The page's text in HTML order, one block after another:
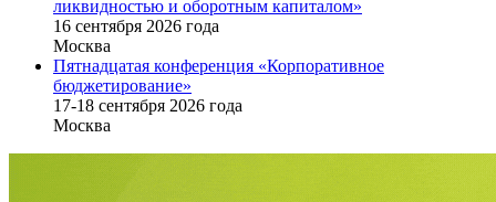
ликвидностью и оборотным капиталом»
16 cентября 2026 года
Москва
Пятнадцатая конференция «Корпоративное
бюджетирование»
17-18 сентября 2026 года
Москва